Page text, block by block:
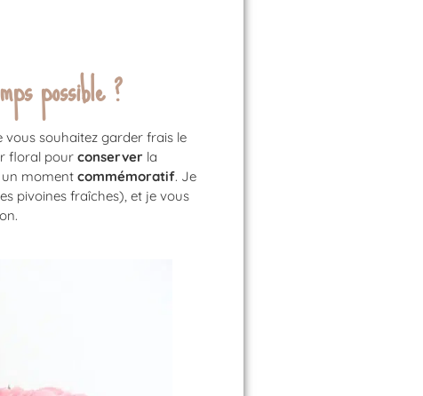
possible ?
souhaitez garder frais le
floral pourconserverla
moment commémoratif. Je
pivoines fraîches), et je vous